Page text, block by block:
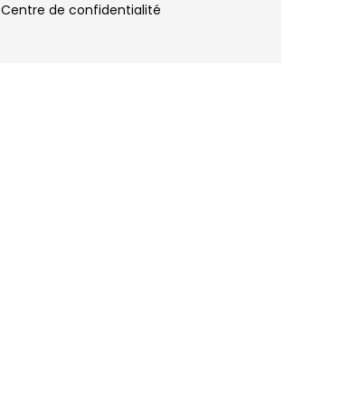
Centre de confidentialité